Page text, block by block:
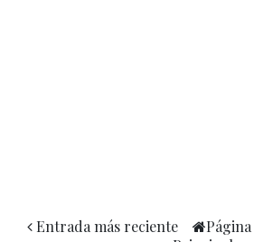
Entrada más reciente
Página